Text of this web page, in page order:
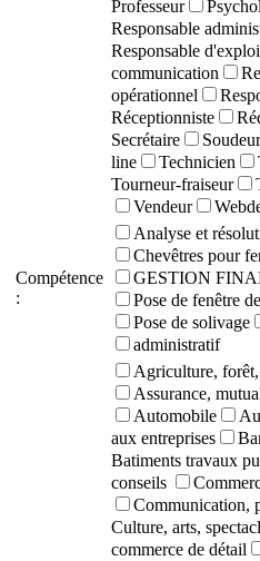
Professeur
Responsable
Responsable
communication
opérationnel
Réceptionniste
Secrétaire
Soudeur
line
Technicien
Tourneur-fraiseur
Vendeur
Compétence
:
Analyse et
Chevêtres pour
GESTION
Pose de fenêtre
Pose de solivage
administratif
Agriculture,
Assurance,
Automobile
aux entreprises
Batiments travaux
conseils
Communication,
Culture, arts,
commerce de détail